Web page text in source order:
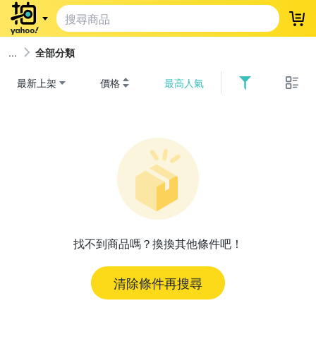
登
全部分類
最新上架 價格 最高人氣
找不到商品嗎？換換其他條件吧！
清除條件再搜尋